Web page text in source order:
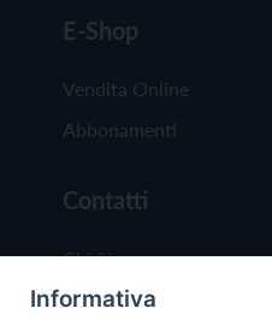
E-Shop
Vendita Online
Abbonamenti
Contatti
Chi Siamo
Redazione
Informativa